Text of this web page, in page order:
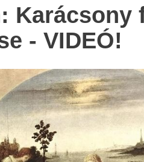
Karácsony
- VIDEÓ!